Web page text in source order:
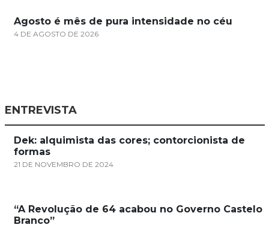
Agosto é mês de pura intensidade no céu
4 DE AGOSTO DE 2026
ENTREVISTA
Dek: alquimista das cores; contorcionista de
formas
21 DE NOVEMBRO DE 2024
“A Revolução de 64 acabou no Governo Castelo
Branco”